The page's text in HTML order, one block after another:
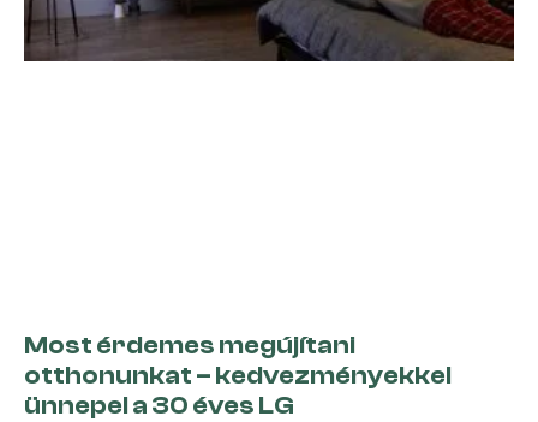
Most érdemes megújítani
otthonunkat – kedvezményekkel
ünnepel a 30 éves LG